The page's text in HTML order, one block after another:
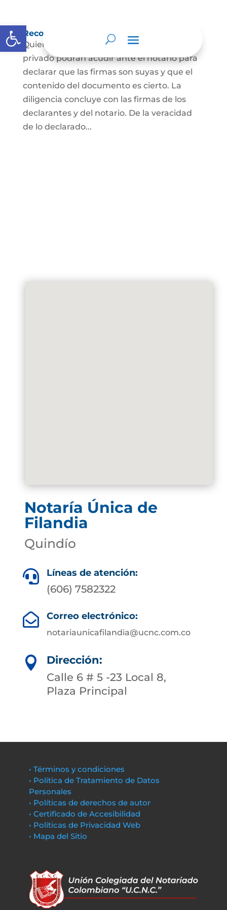
Abrir barra de herramientas
Reconocimiento de firma y contenido
Quienes hayan firmado un documento
privado podrán acudir ante el notario para
declarar que las firmas son suyas y que el
contenido del documento es cierto. La
diligencia concluye con las firmas de los
declarantes y del notario. De la veracidad
de lo declarado...
Notaría Única de
Filandia
Quindío
 Líneas de atención:
(606) 7582322
 Correo electrónico:
notariaunicafilandia@ucnc.com.co

Dirección:
Calle 6 # 5 -23 Local 8,
Plaza Principal
• Términos y condiciones
• Política de Tratamiento de Datos
Personales
• Políticas de derechos de autor
• Certificado de Accesibilidad
• Políticas de Privacidad Web
• Mapa del Sitio